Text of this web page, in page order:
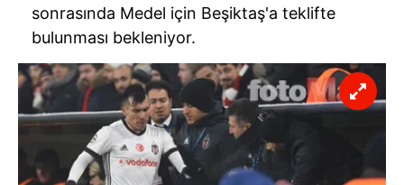
sonrasında Medel için Beşiktaş'a teklifte
bulunması bekleniyor.